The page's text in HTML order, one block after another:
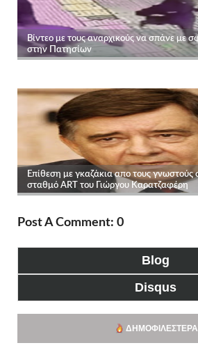
Post A Comment: 0
Blog
Disqus
ΔΗΜΟΦΙΛΈΣΤΕΡΑ